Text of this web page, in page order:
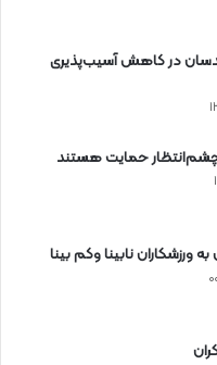
در کاهش آسیب‌پذیری
حمایت هستند
نابینا وکم بینا